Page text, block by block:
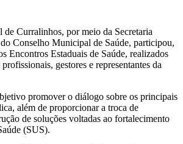
Curralinhos, por meio da Secretaria
Conselho Municipal de Saúde, participou,
Encontros Estaduais de Saúde, realizados
gestores e representantes da
promover o diálogo sobre os principais
além de proporcionar a troca de
de soluções voltadas ao fortalecimento
(SUS).